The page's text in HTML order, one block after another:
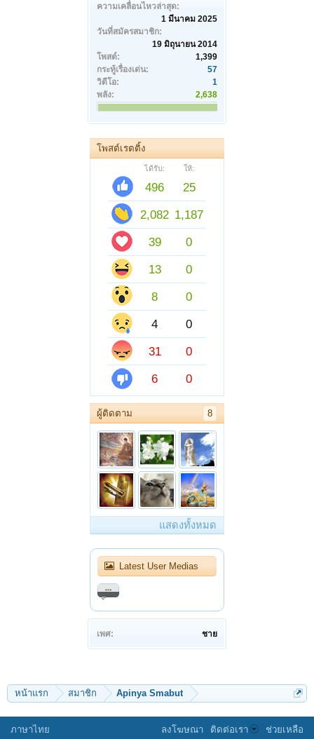
ความเคลื่อนไหวล่าสุด:
1 มีนาคม 2025
วันที่สมัครสมาชิก:
19 มิถุนายน 2014
โพสต์:
1,399
กระทู้เรื่องเด่น:
57
วิดีโอ:
1
พลัง:
2,638
โพสต์เรตติ้ง
ได้รับ: ให้:
496
25
2,082 1,187
39
0
13
0
8
0
4
0
31
0
6
0
ผู้ติดตาม 8
แสดงทั้งหมด
Latest User Medias
เพศ: ชาย
หน้าแรก สมาชิก Apinya Smabut
ภาษาไทย ลงโฆษณา ติดต่อเรา ช่วยเหลือ